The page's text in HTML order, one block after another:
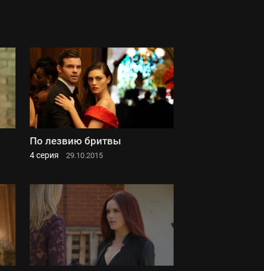
По лезвию бритвы
4 серия 29.10.2015